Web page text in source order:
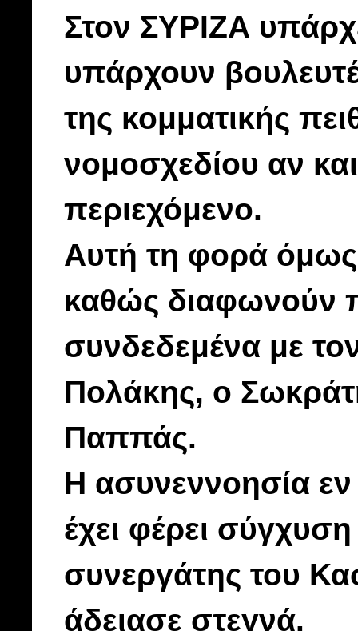
Στον ΣΥΡΙΖΑ
υπάρχουν
της κομματικής
νομοσχεδίου αν
περιεχόμενο.
Αυτή τη φορά όμως
καθώς διαφωνούν
συνδεδεμένα με
Πολάκης, ο
Παππάς.
Η ασυνεννοησία
έχει φέρει
συνεργάτης του
άδειασε στεγνά.